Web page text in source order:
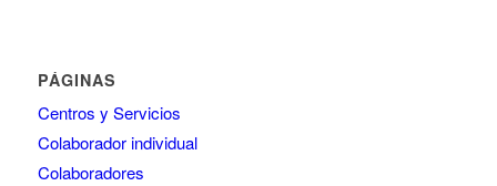
PÁGINAS
Centros y Servicios
Colaborador individual
Colaboradores